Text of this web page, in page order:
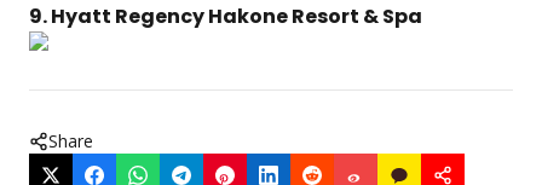
9. Hyatt Regency Hakone Resort & Spa
Share